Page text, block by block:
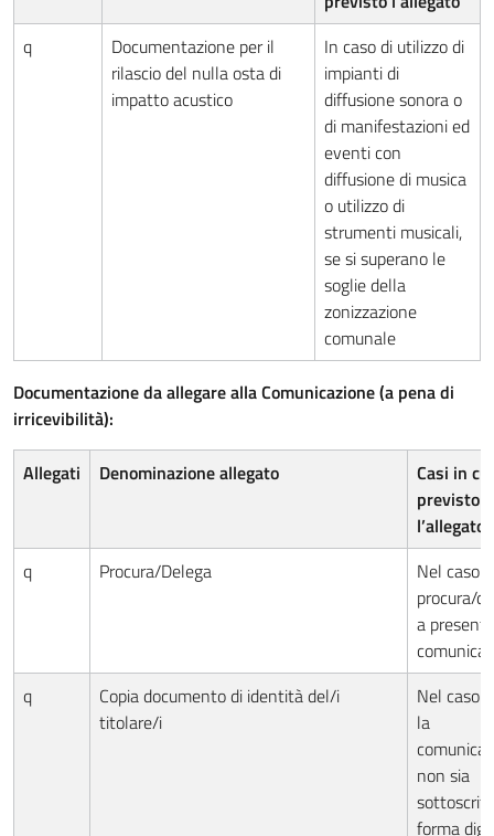
q
Documentazione per il
rilascio del nulla osta di
impatto acustico
In caso di utilizzo di
impianti di
diffusione sonora o
di manifestazioni ed
eventi con
diffusione di musica
o utilizzo di
strumenti musicali,
se si superano le
soglie della
zonizzazione
comunale
Documentazione da allegare alla Comunicazione (a pena di
irricevibilità):
Allegati Denominazione allegato
Casi in
previsto
l’allegato
q
Procura/Delega
Nel caso
procura/
a
q
Copia documento di identità del/i
titolare/i
Nel caso
la
non sia
forma